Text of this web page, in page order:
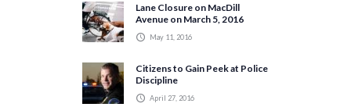
Lane Closure on MacDill
Avenue on March 5, 2016
May 11, 2016
Citizens to Gain Peek at Police
Discipline
April 27, 2016